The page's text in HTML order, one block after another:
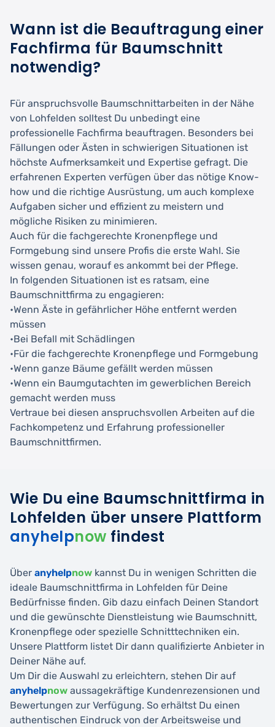
Wann ist die Beauftragung einer
Fachfirma für Baumschnitt
notwendig?
Für anspruchsvolle Baumschnittarbeiten in der Nähe
von Lohfelden solltest Du unbedingt eine
professionelle Fachfirma beauftragen. Besonders bei
Fällungen oder Ästen in schwierigen Situationen ist
höchste Aufmerksamkeit und Expertise gefragt. Die
erfahrenen Experten verfügen über das nötige Know-
how und die richtige Ausrüstung, um auch komplexe
Aufgaben sicher und effizient zu meistern und
mögliche Risiken zu minimieren.
Auch für die fachgerechte Kronenpflege und
Formgebung sind unsere Profis die erste Wahl. Sie
wissen genau, worauf es ankommt bei der Pflege.
In folgenden Situationen ist es ratsam, eine
Baumschnittfirma zu engagieren:
•Wenn Äste in gefährlicher Höhe entfernt werden
müssen
•Bei Befall mit Schädlingen
•Für die fachgerechte Kronenpflege und Formgebung
•Wenn ganze Bäume gefällt werden müssen
•Wenn ein Baumgutachten im gewerblichen Bereich
gemacht werden muss
Vertraue bei diesen anspruchsvollen Arbeiten auf die
Fachkompetenz und Erfahrung professioneller
Baumschnittfirmen.
Wie Du eine Baumschnittfirma in
Lohfelden über unsere Plattform
anyhelpnow findest
Über anyhelpnow kannst Du in wenigen Schritten die
ideale Baumschnittfirma in Lohfelden für Deine
Bedürfnisse finden. Gib dazu einfach Deinen Standort
und die gewünschte Dienstleistung wie Baumschnitt,
Kronenpflege oder spezielle Schnitttechniken ein.
Unsere Plattform listet Dir dann qualifizierte Anbieter in
Deiner Nähe auf.
Um Dir die Auswahl zu erleichtern, stehen Dir auf
anyhelpnow aussagekräftige Kundenrezensionen und
Bewertungen zur Verfügung. So erhältst Du einen
authentischen Eindruck von der Arbeitsweise und